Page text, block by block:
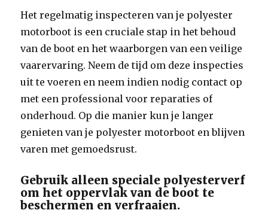
Het regelmatig inspecteren van je polyester
motorboot is een cruciale stap in het behoud
van de boot en het waarborgen van een veilige
vaarervaring. Neem de tijd om deze inspecties
uit te voeren en neem indien nodig contact op
met een professional voor reparaties of
onderhoud. Op die manier kun je langer
genieten van je polyester motorboot en blijven
varen met gemoedsrust.
Gebruik alleen speciale polyesterverf
om het oppervlak van de boot te
beschermen en verfraaien.